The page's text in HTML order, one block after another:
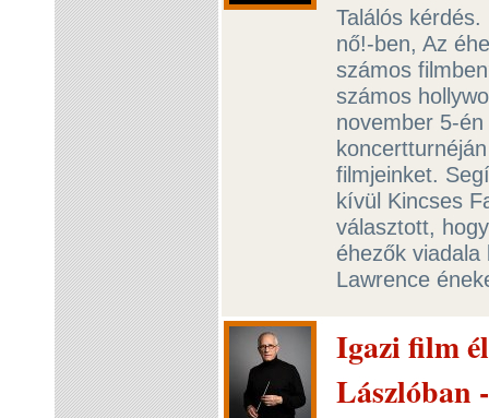
Találós
nő!-ben, Az
számos
számos
november 5-
filmjeinket.
kívül Kincses
választott,
éhezők
Lawrence
Igazi film
Lászlóban